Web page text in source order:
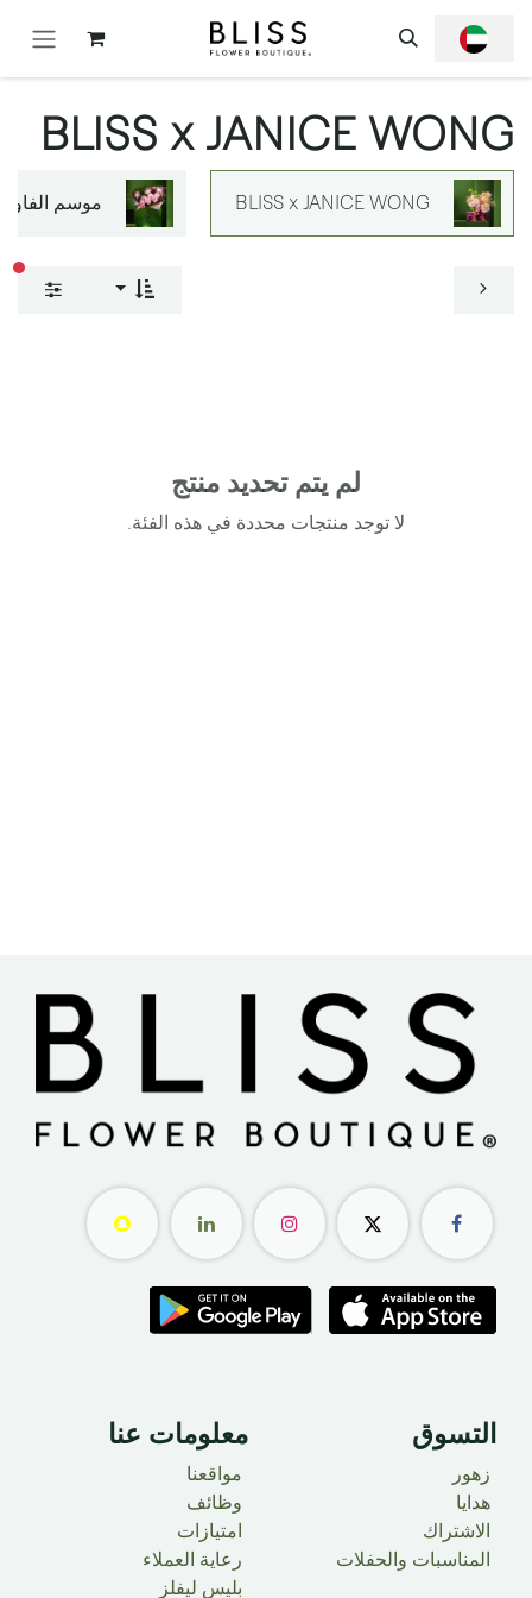
BLISS x JANICE WONG
BLISS x JANICE WONG موسم
لم يتم تحديد منتج
لا توجد منتجات محددة في هذه الفئة.
التسوق
زهور
هدايا
الاشتراك
المناسبات والحفلات
معلومات عنا ​
مواقعنا
وظائف
امتيازات
رعاية العملاء
بليس ليفلز